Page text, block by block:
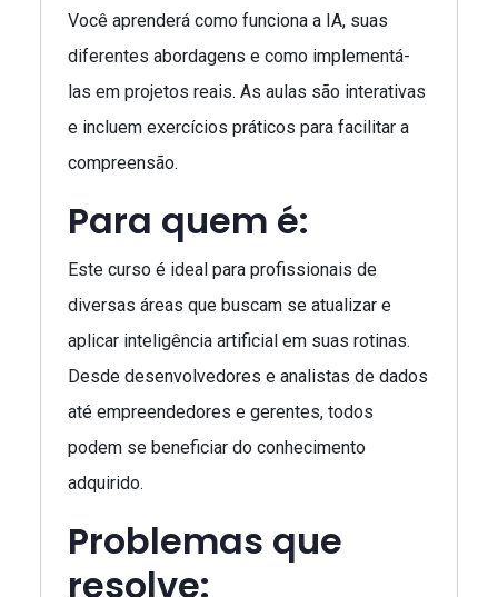
Você aprenderá como funciona a IA, suas
diferentes abordagens e como implementá-
las em projetos reais. As aulas são interativas
e incluem exercícios práticos para facilitar a
compreensão.
Para quem é:
Este curso é ideal para profissionais de
diversas áreas que buscam se atualizar e
aplicar inteligência artificial em suas rotinas.
Desde desenvolvedores e analistas de dados
até empreendedores e gerentes, todos
podem se beneficiar do conhecimento
adquirido.
Problemas que
resolve: